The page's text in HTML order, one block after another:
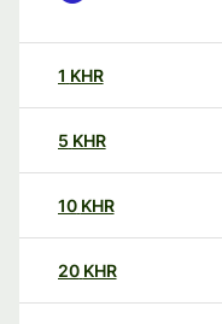
1 KHR
5 KHR
10 KHR
20 KHR